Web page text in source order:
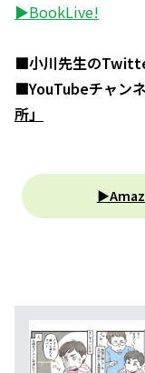
▶BookLive!
■小川先生の
■YouTubeチャン
所」